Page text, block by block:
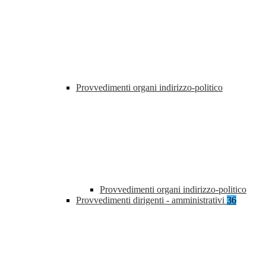
Provvedimenti organi indirizzo-politico
Provvedimenti organi indirizzo-politico
Provvedimenti dirigenti - amministrativi 36